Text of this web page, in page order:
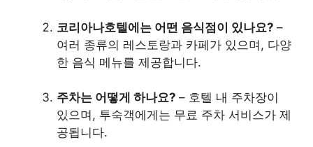
코리아나호텔에는 어떤 음식점이 있나요? –
여러 종류의 레스토랑과 카페가 있으며, 다양
한 음식 메뉴를 제공합니다.
주차는 어떻게 하나요? – 호텔 내 주차장이
있으며, 투숙객에게는 무료 주차 서비스가 제
공됩니다.